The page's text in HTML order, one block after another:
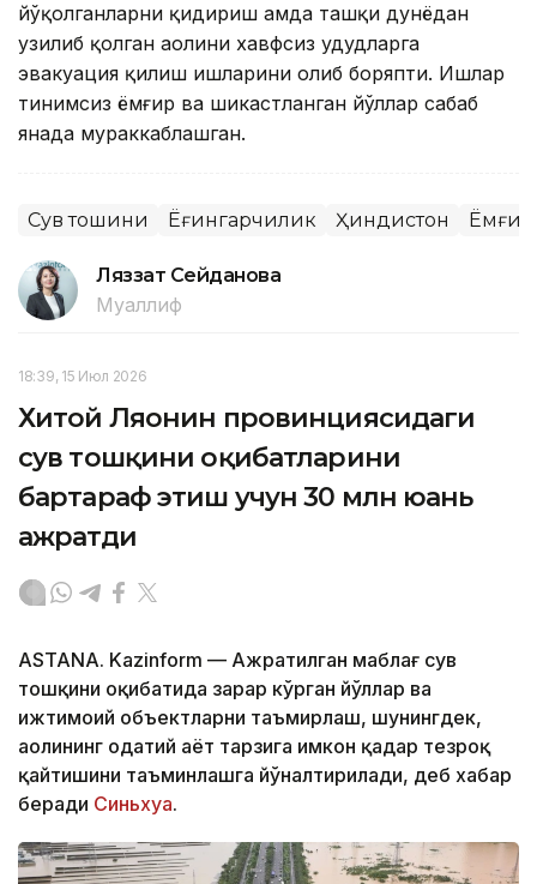
йўқолганларни қидириш ҳамда ташқи дунёдан
узилиб қолган аҳолини хавфсиз ҳудудларга
эвакуация қилиш ишларини олиб боряпти. Ишлар
тинимсиз ёмғир ва шикастланган йўллар сабаб
янада мураккаблашган.
Сув тошқини Ёғингарчилик Ҳиндистон Ёмғир
Ляззат Сейданова
Муаллиф
18:39, 15 Июл 2026
Хитой Ляонин провинциясидаги
сув тошқини оқибатларини
бартараф этиш учун 30 млн юань
ажратди
ASTANA. Kazinform — Ажратилган маблағ сув
тошқини оқибатида зарар кўрган йўллар ва
ижтимоий объектларни таъмирлаш, шунингдек,
аҳолининг одатий ҳаёт тарзига имкон қадар тезроқ
қайтишини таъминлашга йўналтирилади, деб хабар
беради Синьхуа.